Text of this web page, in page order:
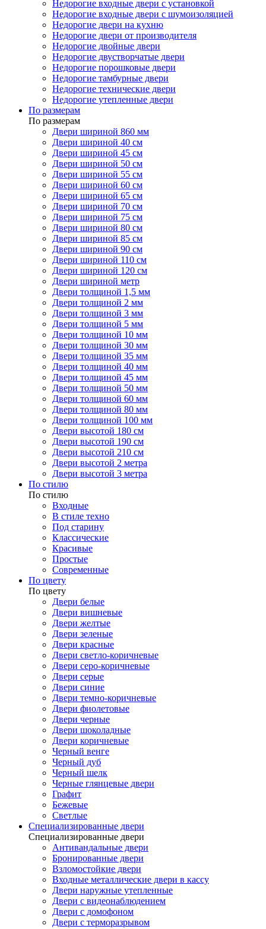
Недорогие входные двери с установкой
Недорогие входные двери с шумоизоляцией
Недорогие двери на кухню
Недорогие двери от производителя
Недорогие двойные двери
Недорогие двустворчатые двери
Недорогие порошковые двери
Недорогие тамбурные двери
Недорогие технические двери
Недорогие утепленные двери
По размерам
По размерам
Двери шириной 860 мм
Двери шириной 40 см
Двери шириной 45 см
Двери шириной 50 см
Двери шириной 55 см
Двери шириной 60 см
Двери шириной 65 см
Двери шириной 70 см
Двери шириной 75 см
Двери шириной 80 см
Двери шириной 85 см
Двери шириной 90 см
Двери шириной 110 см
Двери шириной 120 см
Двери шириной метр
Двери толщиной 1,5 мм
Двери толщиной 2 мм
Двери толщиной 3 мм
Двери толщиной 5 мм
Двери толщиной 10 мм
Двери толщиной 30 мм
Двери толщиной 35 мм
Двери толщиной 40 мм
Двери толщиной 45 мм
Двери толщиной 50 мм
Двери толщиной 60 мм
Двери толщиной 80 мм
Двери толщиной 100 мм
Двери высотой 180 см
Двери высотой 190 см
Двери высотой 210 см
Двери высотой 2 метра
Двери высотой 3 метра
По стилю
По стилю
Входные
В стиле техно
Под старину
Классические
Красивые
Простые
Современные
По цвету
По цвету
Двери белые
Двери вишневые
Двери желтые
Двери зеленые
Двери красные
Двери светло-коричневые
Двери серо-коричневые
Двери серые
Двери синие
Двери темно-коричневые
Двери фиолетовые
Двери черные
Двери шоколадные
Двери коричневые
Черный венге
Черный дуб
Черный шелк
Черные глянцевые двери
Графит
Бежевые
Светлые
Специализированные двери
Специализированные двери
Антивандальные двери
Бронированные двери
Взломостойкие двери
Входные металлические двери в кассу
Двери наружные утепленные
Двери с видеонаблюдением
Двери с домофоном
Двери с терморазрывом